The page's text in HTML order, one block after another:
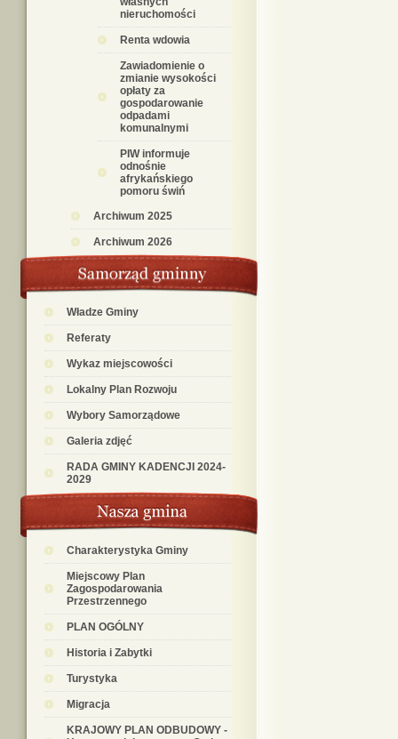
nieruchomości
Renta wdowia
Zawiadomienie o
zmianie wysokości
opłaty za
gospodarowanie
odpadami
komunalnymi
PIW informuje
odnośnie
afrykańskiego
pomoru świń
Archiwum 2025
Archiwum 2026
Władze Gminy
Referaty
Wykaz miejscowości
Lokalny Plan Rozwoju
Wybory Samorządowe
Galeria zdjęć
RADA GMINY KADENCJI 2024-
2029
Charakterystyka Gminy
Miejscowy Plan
Zagospodarowania
Przestrzennego
PLAN OGÓLNY
Historia i Zabytki
Turystyka
Migracja
KRAJOWY PLAN ODBUDOWY -